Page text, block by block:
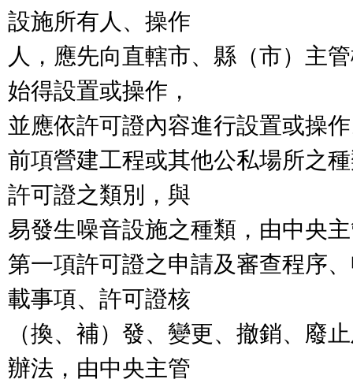
設施所有人、操作
人，應先向直轄市、縣（市）主
始得設置或操作，
並應依許可證內容進行設置或操
前項營建工程或其他公私場所之
許可證之類別，與
易發生噪音設施之種類，由中央
第一項許可證之申請及審查程序
載事項、許可證核
（換、補）發、變更、撤銷、廢
辦法，由中央主管